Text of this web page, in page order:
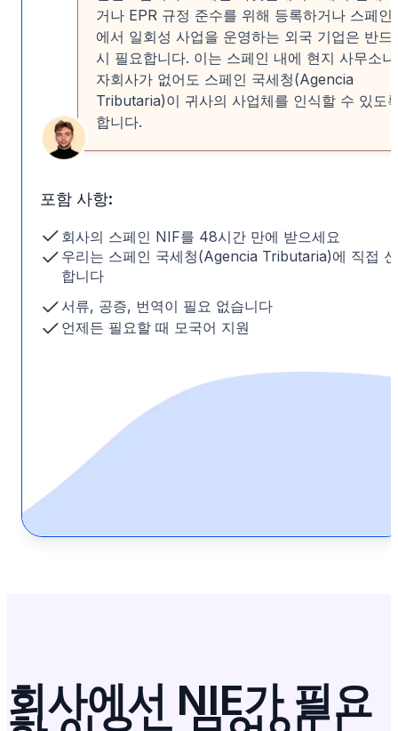
거나 EPR 규정 준수를 위해 등록하거나 스페인
에서 일회성 사업을 운영하는 외국 기업은 반드
시 필요합니다. 이는 스페인 내에 현지 사무소나
자회사가 없어도 스페인 국세청(Agencia
Tributaria)이 귀사의 사업체를 인식할 수 있도
합니다.
포함 사항:
회사의 스페인 NIF를 48시간 만에 받으세요
우리는 스페인 국세청(Agencia Tributaria)에 직접
합니다
서류, 공증, 번역이 필요 없습니다
언제든 필요할 때 모국어 지원
회사에서 NIE가 필요